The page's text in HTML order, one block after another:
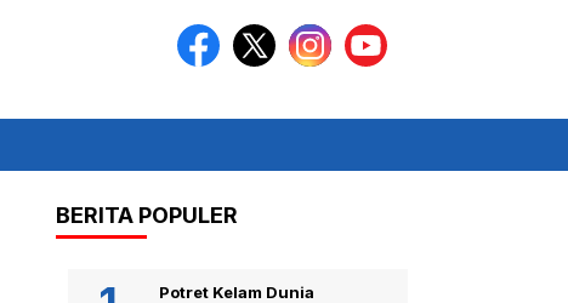
BERITA POPULER
Potret Kelam Dunia